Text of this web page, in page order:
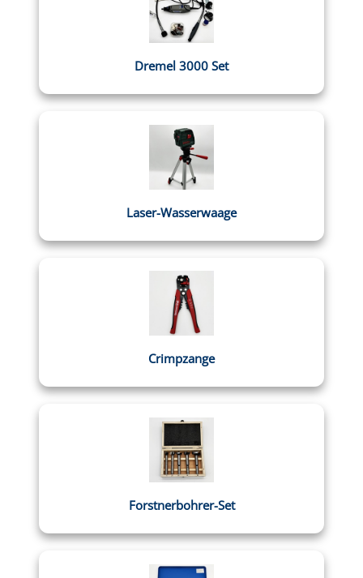
Dremel 3000 Set
Laser-Wasserwaage
Crimpzange
Forstnerbohrer-Set